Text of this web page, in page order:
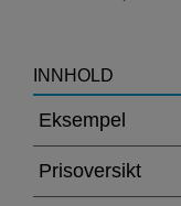
>Dette
står
på
INNHOLD
Eksempel
Prisoversikt